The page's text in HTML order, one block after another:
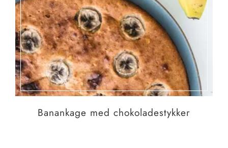
Banankage med chokoladestykker